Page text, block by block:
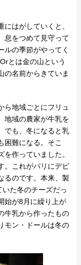
はがしていくと、
息をつめて見守って
ルの季節がやってく
とは金の山という
の名前からきていま
ら地域ごとにフリュ
地域の農家が牛乳を
でも、冬になると乳
困難になる。そこ
作っていました。
。これがパリにデビ
るのです。本来、製
た冬のチーズだっ
始が8月に繰り上が
牛乳から作ったもの
モン・ドールは冬の